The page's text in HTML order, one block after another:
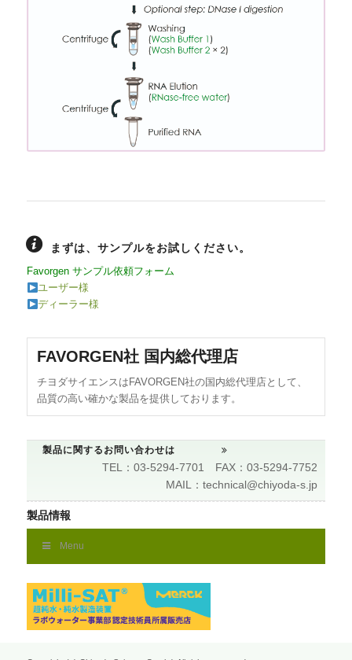
まずは、サンプルをお試しください。
Favorgen サンプル依頼フォーム
ユーザー様
ディーラー様
FAVORGEN社 国内総代理店
チヨダサイエンスはFAVORGEN社の国内総代理店として、
品質の高い確かな製品を提供しております。
製品に関するお問い合わせは
TEL：03-5294-7701 FAX：03-5294-7752
MAIL：technical@chiyoda-s.jp
製品情報
Menu